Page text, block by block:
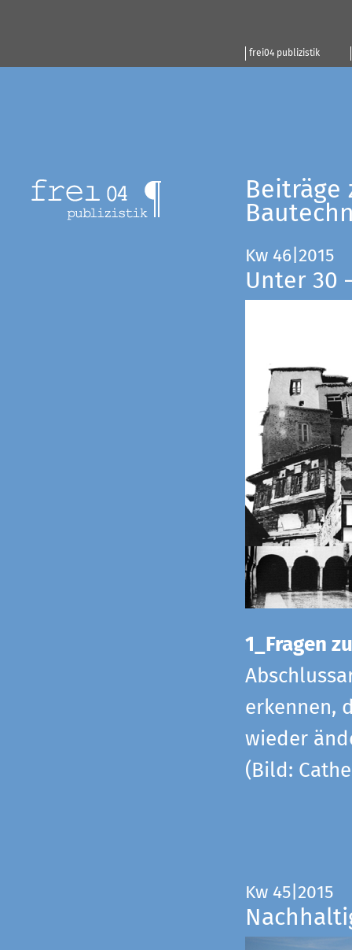
frei04 publizistik
Beiträge
Kw 46|2015
Unter 30
1_Fragen
erkennen,
wieder
(Bild:
Kw 45|2015